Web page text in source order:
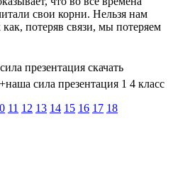
свои корни. Нельзя нам
как, потеряв связи, мы потеряем
11 12 13 14 15 16 17 18